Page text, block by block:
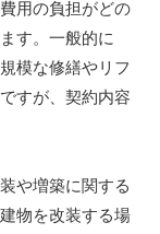
用の負担がどの
す。一般的に
模な修繕やリフ
すが、契約内容
や増築に関する
物を改装する場